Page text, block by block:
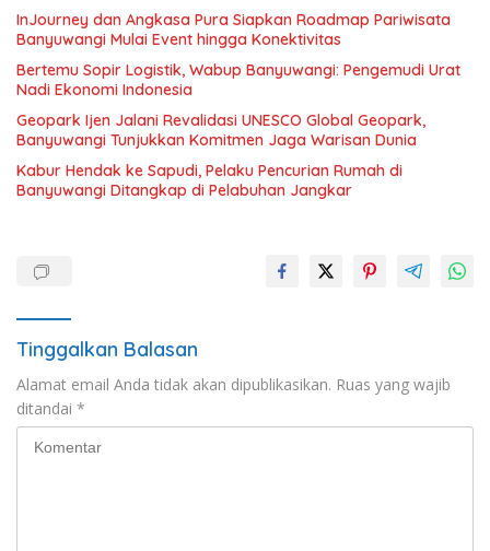
InJourney dan Angkasa Pura Siapkan Roadmap Pariwisata
Banyuwangi Mulai Event hingga Konektivitas
Bertemu Sopir Logistik, Wabup Banyuwangi: Pengemudi Urat
Nadi Ekonomi Indonesia
Geopark Ijen Jalani Revalidasi UNESCO Global Geopark,
Kabur Hendak ke Sapudi, Pelaku Pencurian Rumah di
Banyuwangi Ditangkap di Pelabuhan Jangkar
Tinggalkan Balasan
Alamat email Anda tidak akan dipublikasikan. Ruas yang wajib
ditandai *